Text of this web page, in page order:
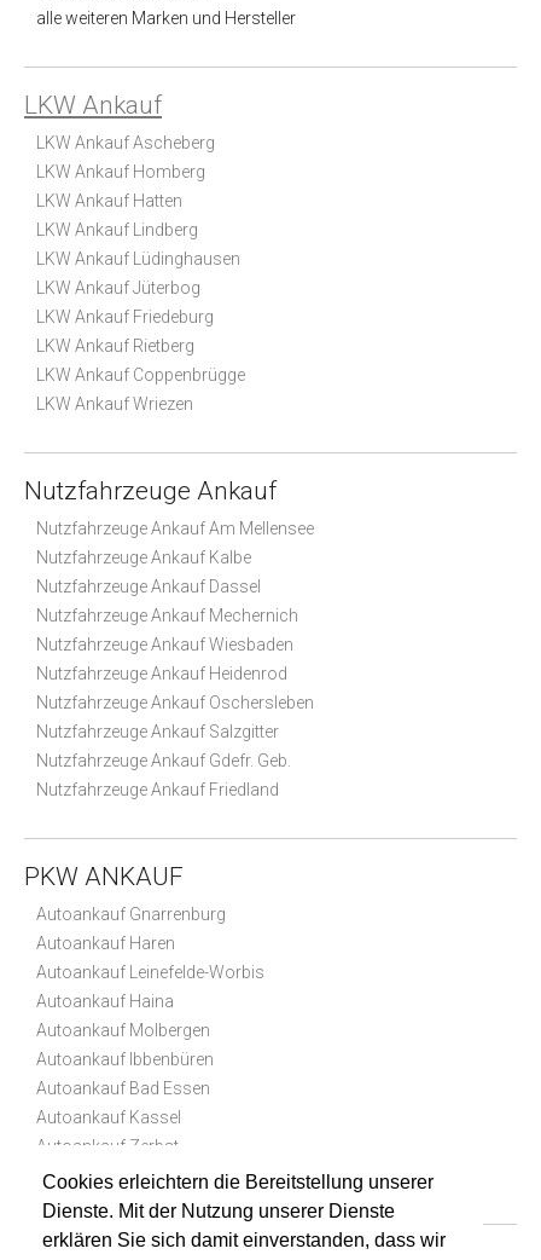
Cookies erleichtern die Bereitstellung unserer
Dienste. Mit der Nutzung unserer Dienste
erklären Sie sich damit einverstanden, dass wir
alle weiteren Marken und Hersteller
LKW Ankauf
LKW Ankauf Ascheberg
LKW Ankauf Homberg
LKW Ankauf Hatten
LKW Ankauf Lindberg
LKW Ankauf Lüdinghausen
LKW Ankauf Jüterbog
LKW Ankauf Friedeburg
LKW Ankauf Rietberg
LKW Ankauf Coppenbrügge
LKW Ankauf Wriezen
Nutzfahrzeuge Ankauf
Nutzfahrzeuge Ankauf Am Mellensee
Nutzfahrzeuge Ankauf Kalbe
Nutzfahrzeuge Ankauf Dassel
Nutzfahrzeuge Ankauf Mechernich
Nutzfahrzeuge Ankauf Wiesbaden
Nutzfahrzeuge Ankauf Heidenrod
Nutzfahrzeuge Ankauf Oschersleben
Nutzfahrzeuge Ankauf Salzgitter
Nutzfahrzeuge Ankauf Gdefr. Geb.
Nutzfahrzeuge Ankauf Friedland
PKW ANKAUF
Autoankauf Gnarrenburg
Autoankauf Haren
Autoankauf Leinefelde-Worbis
Autoankauf Haina
Autoankauf Molbergen
Autoankauf Ibbenbüren
Autoankauf Bad Essen
Autoankauf Kassel
Autoankauf Zerbst
Autoankauf Bad Wünnenberg